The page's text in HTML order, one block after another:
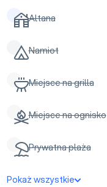
Altana
Namiot
Miejsce na grilla
Miejsce na ognisko
Prywatna plaża
Pokaż wszystkie